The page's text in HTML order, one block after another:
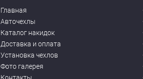
Главная
Авточехлы
Каталог накидок
Доставка и оплата
Установка чехлов
Фото галерея
Контакты